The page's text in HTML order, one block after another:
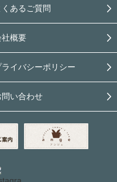
くあるご質問
社概要
ライバシーポリシー
問い合わせ